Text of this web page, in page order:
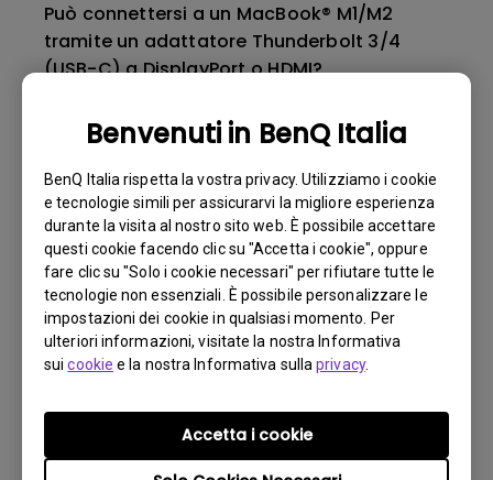
Benvenuti in BenQ Italia
BenQ Italia rispetta la vostra privacy. Utilizziamo i cookie
e tecnologie simili per assicurarvi la migliore esperienza
durante la visita al nostro sito web. È possibile accettare
questi cookie facendo clic su "Accetta i cookie", oppure
fare clic su "Solo i cookie necessari" per rifiutare tutte le
tecnologie non essenziali. È possibile personalizzare le
impostazioni dei cookie in qualsiasi momento. Per
ulteriori informazioni, visitate la nostra Informativa
suicookie e la nostra Informativa sullaprivacy.
Accetta i cookie
Può connettersi a un MacBook® M1/M2
tramite un adattatore Thunderbolt 3/4
(USB-C) a DisplayPort o HDMI?
Cos’è l’IPS glow e come posso renderlo
Perché i dati OSD del monitor mostrano
ancora FreeSync ON quando FreeSync è già
stato disattivato dal driver AMD o dal
Pannello di controllo Radeon?
Quando si collega il monitor a un Mac,
blu) è disabilitata e disattivata nel menu
OSD? Come si accende?